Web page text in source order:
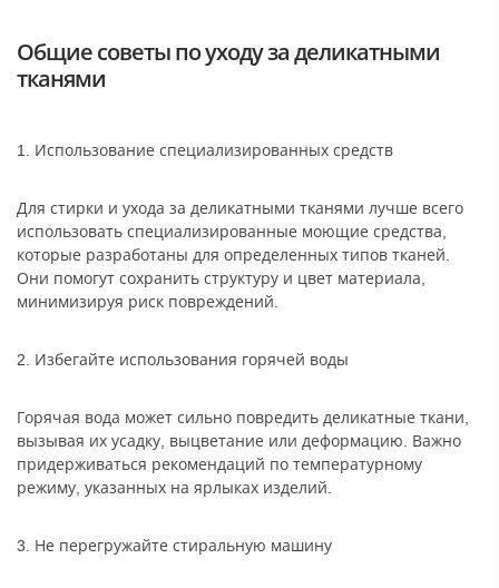
Общие советы по уходу за деликатными
тканями
1. Использование специализированных средств
Для стирки и ухода за деликатными тканями лучше всего
использовать специализированные моющие средства,
которые разработаны для определенных типов тканей.
Они помогут сохранить структуру и цвет материала,
минимизируя риск повреждений.
2. Избегайте использования горячей воды
Горячая вода может сильно повредить деликатные ткани,
вызывая их усадку, выцветание или деформацию. Важно
придерживаться рекомендаций по температурному
режиму, указанных на ярлыках изделий.
3. Не перегружайте стиральную машину